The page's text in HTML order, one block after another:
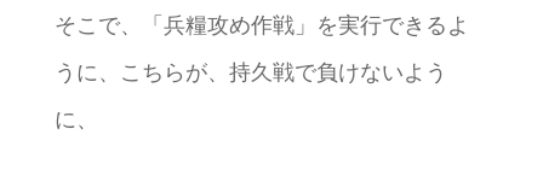
そこで、「兵糧攻め作戦」を実行できるよ
うに、こちらが、持久戦で負けないよう
に、